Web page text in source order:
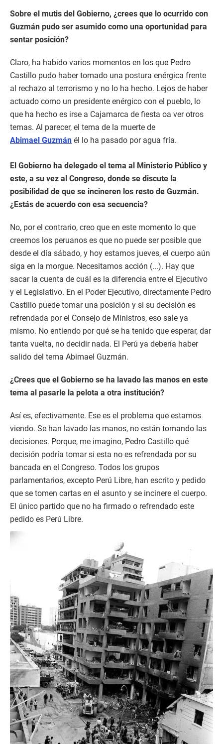
Sobre el mutis del Gobierno, ¿crees que lo ocurrido con
Guzmán pudo ser asumido como una oportunidad para
sentar posición?
Claro, ha habido varios momentos en los que Pedro
Castillo pudo haber tomado una postura enérgica frente
al rechazo al terrorismo y no lo ha hecho. Lejos de haber
actuado como un presidente enérgico con el pueblo, lo
que ha hecho es irse a Cajamarca de fiesta oa ver otros
temas. Al parecer, el tema de la muerte de
Abimael Guzmán él lo ha pasado por agua fría.
El Gobierno ha delegado el tema al Ministerio Público y
este, a su vez al Congreso, donde se discute la
posibilidad de que se incineren los resto de Guzmán.
¿Estás de acuerdo con esa secuencia?
No, por el contrario, creo que en este momento lo que
creemos los peruanos es que no puede ser posible que
desde el día sábado, y hoy estamos jueves, el cuerpo aún
siga en la morgue. Necesitamos acción (...). Hay que
sacar la cuenta de cuál es la diferencia entre el Ejecutivo
y el Legislativo. En el Poder Ejecutivo, directamente Pedro
Castillo puede tomar una posición y si su decisión es
refrendada por el Consejo de Ministros, eso sale ya
mismo. No entiendo por qué se ha tenido que esperar, dar
tanta vuelta, no decidir nada. El Perú ya debería haber
salido del tema Abimael Guzmán.
¿Crees que el Gobierno se ha lavado las manos en este
tema al pasarle la pelota a otra institución?
Así es, efectivamente. Ese es el problema que estamos
viendo. Se han lavado las manos, no están tomando las
decisiones. Porque, me imagino, Pedro Castillo qué
decisión podría tomar si esta no es refrendada por su
bancada en el Congreso. Todos los grupos
parlamentarios, excepto Perú Libre, han escrito y pedido
que se tomen cartas en el asunto y se incinere el cuerpo.
El único partido que no ha firmado o refrendado este
pedido es Perú Libre.